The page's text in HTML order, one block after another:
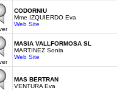
CODORNIU
Mme IZQUIERDO Eva
Web Site
MASIA VALLFORMOSA SL
MARTINEZ Sonia
Web Site
MAS BERTRAN
VENTURA Eva